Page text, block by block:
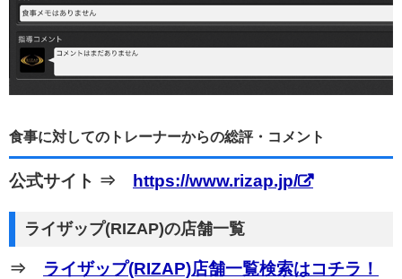
食事に対してのトレーナーからの総評・コメント
公式サイト ⇒ https://www.rizap.jp/
ライザップ(RIZAP)の店舗一覧
⇒ ライザップ(RIZAP)店舗一覧検索はコチラ！